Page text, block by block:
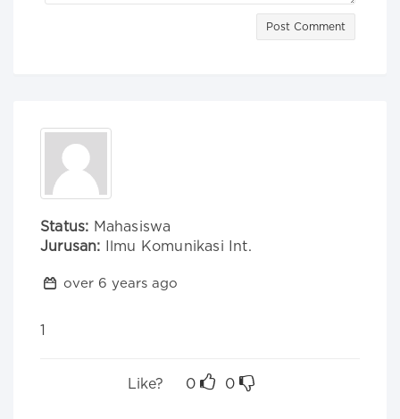
Post Comment
Status: Mahasiswa
Jurusan: Ilmu Komunikasi Int.
over 6 years ago
1
Like? 0 0